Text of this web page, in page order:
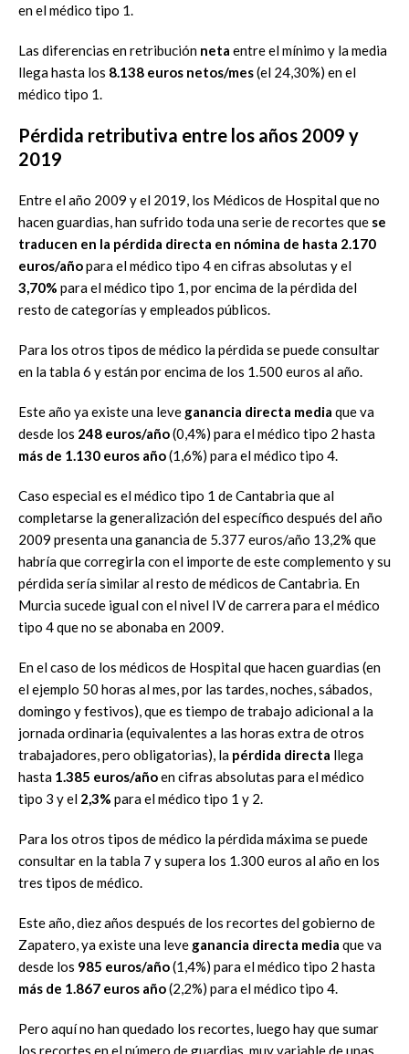
en el médico tipo 1.
Las diferencias en retribución neta entre el mínimo y la media
llega hasta los 8.138 euros netos/mes(el 24,30%) en el
médico tipo 1.
Pérdida retributiva entre los años 2009 y
2019
Entre el año 2009 y el 2019, los Médicos de Hospital que no
hacen guardias, han sufrido toda una serie de recortes que se
traducen en la pérdida directa en nómina de hasta 2.170
euros/añopara el médico tipo 4 en cifras absolutas y el
3,70% para el médico tipo 1, por encima de la pérdida del
resto de categorías y empleados públicos.
Para los otros tipos de médico la pérdida se puede consultar
en la tabla 6 y están por encima de los 1.500 euros al año.
Este año ya existe una leve ganancia directa media que va
desde los 248 euros/año(0,4%) para el médico tipo 2 hasta
más de 1.130 euros año(1,6%) para el médico tipo 4.
Caso especial es el médico tipo 1 de Cantabria que al
completarse la generalización del específico después del año
2009 presenta una ganancia de 5.377 euros/año 13,2% que
habría que corregirla con el importe de este complemento y su
pérdida sería similar al resto de médicos de Cantabria. En
Murcia sucede igual con el nivel IV de carrera para el médico
tipo 4 que no se abonaba en 2009.
En el caso de los médicos de Hospital que hacen guardias (en
el ejemplo 50 horas al mes, por las tardes, noches, sábados,
domingo y festivos), que es tiempo de trabajo adicional a la
jornada ordinaria (equivalentes a las horas extra de otros
trabajadores, pero obligatorias), la pérdida directa llega
hasta 1.385 euros/añoen cifras absolutas para el médico
tipo 3 y el 2,3% para el médico tipo 1 y 2.
Para los otros tipos de médico la pérdida máxima se puede
consultar en la tabla 7 y supera los 1.300 euros al año en los
tres tipos de médico.
Este año, diez años después de los recortes del gobierno de
Zapatero, ya existe una leve ganancia directa media que va
desde los 985 euros/año(1,4%) para el médico tipo 2 hasta
más de 1.867 euros año(2,2%) para el médico tipo 4.
Pero aquí no han quedado los recortes, luego hay que sumar
los recortes en el número de guardias, muy variable de unas